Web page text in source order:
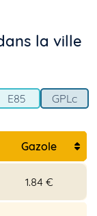
la ville
E85 GPLc
Gazole
1.84 €